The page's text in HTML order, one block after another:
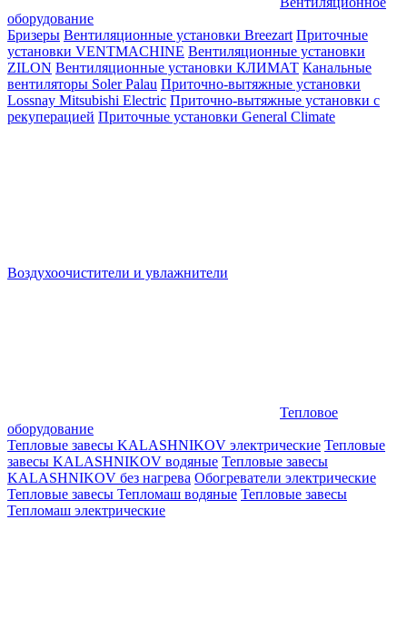
оборудование
Бризеры Вентиляционные установки Breezart Приточные
установки VENTMACHINE Вентиляционные установки
ZILON Вентиляционные установки КЛИМАТ Канальные
вентиляторы Soler Palau Приточно-вытяжные установки
Lossnay Mitsubishi Electric Приточно-вытяжные установки с
рекуперацией Приточные установки General Climate
Воздухоочистители и увлажнители
Тепловое
оборудование
Тепловые завесы KALASHNIKOV электрические Тепловые
завесы KALASHNIKOV водяные Тепловые завесы
KALASHNIKOV без нагрева Обогреватели электрические
Тепловые завесы Тепломаш водяные Тепловые завесы
Тепломаш электрические